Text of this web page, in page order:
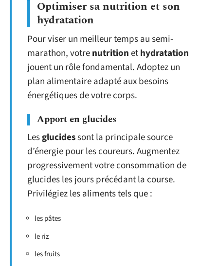
Optimiser sa nutrition et son
hydratation
Pour viser un meilleur temps au semi-
marathon, votrenutritionethydratation
jouent un rôle fondamental. Adoptez un
plan alimentaire adapté aux besoins
énergétiques de votre corps.
Apport en glucides
Lesglucidessont la principale source
d’énergie pour les coureurs. Augmentez
progressivement votre consommation de
glucides les jours précédant la course.
Privilégiez les aliments tels que :
les pâtes
le riz
les fruits